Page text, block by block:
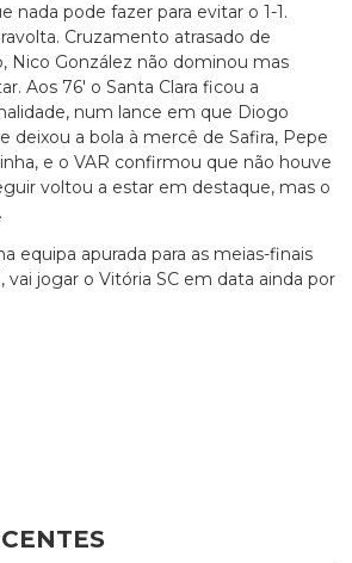
nada pode fazer para evitar o 1-1.
Cruzamento atrasado de
Nico González não dominou mas
Aos 76′ o Santa Clara ficou a
num lance em que Diogo
deixou a bola à mercê de Safira, Pepe
e o VAR confirmou que não houve
voltou a estar em destaque, mas o
equipa apurada para as meias-finais
vai jogar o Vitória SC em data ainda por